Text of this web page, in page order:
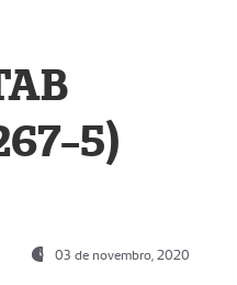
5)
03 de novembro, 2020